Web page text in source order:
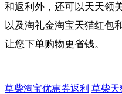
和返利外，还可以天天领
以及淘礼金淘宝天猫红包
让您下单购物更省钱。
草柴淘宝优惠券返利 草柴天